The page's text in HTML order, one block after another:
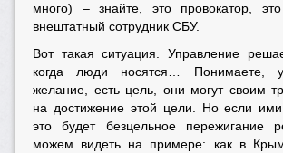
много) – знайте, это провокатор,
внештатный сотрудник СБУ.
Вот такая ситуация. Управление
когда люди носятся… Понимаете,
желание, есть цель, они могут своим
на достижение этой цели. Но если ими
это будет безцельное пережигание
можем видеть на примере: как в